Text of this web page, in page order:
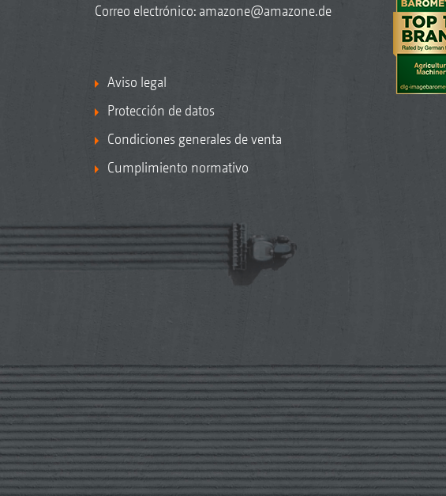
Correo electrónico: amazone@amazone.de
Aviso legal
Protección de datos
Condiciones generales de venta
Cumplimiento normativo